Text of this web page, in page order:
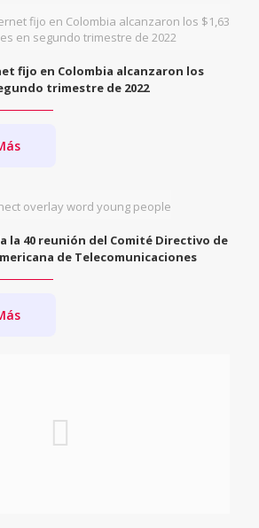
fijo en Colombia alcanzaron los $1,63
en segundo trimestre de 2022
fijo en Colombia alcanzaron los
trimestre de 2022
overlay word young people
la 40 reunión del Comité Directivo de
de Telecomunicaciones